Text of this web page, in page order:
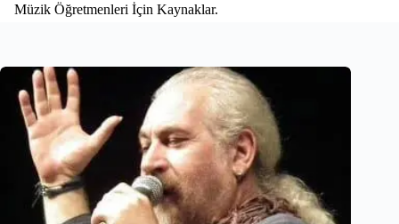
Müzik Öğretmenleri İçin Kaynaklar.